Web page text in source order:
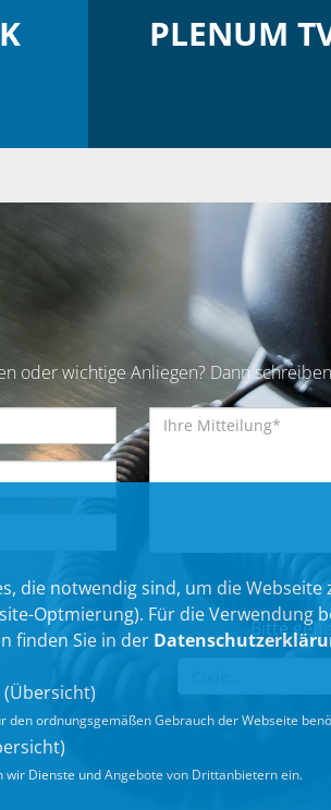
PLENUM
oder wichtige Anliegen? Dann
Bitte
die notwendig sind, um die
Optmierung). Für die
finden Sie in der
Übersicht)
den ordnungsgemäßen Gebrauch der Webseite
)
Dienste und Angebote von Drittanbietern ein.